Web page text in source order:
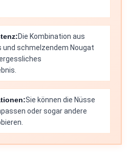
Die Kombination aus
und schmelzendem Nougat
Sie können die Nüsse
oder sogar andere